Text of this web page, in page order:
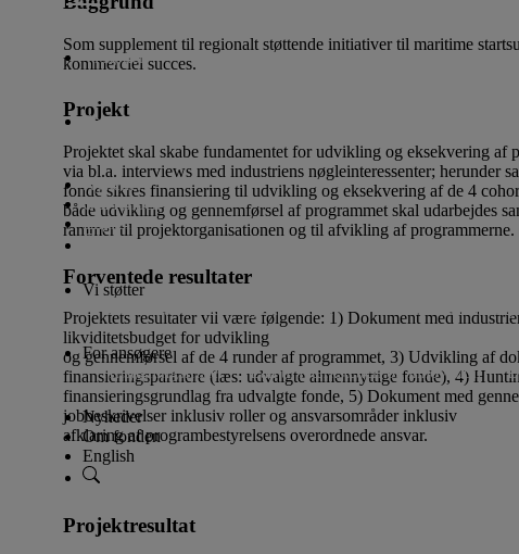
Vi støtter
For ansøgere
Nyheder
Om fonden
English
Vi støtter
Lån til iværksætteri og innovation
Donationer til
For ansøgere
Ansøgningsfrister
Lån til iværksætteri og innovation
Nyheder
Om fonden
English
Som supplement til regionalt støttende initiativer til maritime
kommerciel succes.
Projekt
Projektet skal skabe fundamentet for udvikling og eksekvering
via bl.a. interviews med industriens nøgleinteressenter; herunder
fonde sikres finansiering til udvikling og eksekvering af de 4
både udvikling og gennemførsel af programmet skal udarbejdes
rammer til projektorganisationen og til afvikling af programmerne.
Forventede resultater
Projektets resultater vil være følgende: 1) Dokument med
likviditetsbudget for udvikling
og gennemførsel af de 4 runder af programmet, 3) Udvikling af
finansieringspartnere (læs: udvalgte almennyttige fonde), 4)
finansieringsgrundlag fra udvalgte fonde, 5) Dokument med
jobbeskrivelser inklusiv roller og ansvarsområder inklusiv
afklaring af programbestyrelsens overordnede ansvar.
Projektresultat